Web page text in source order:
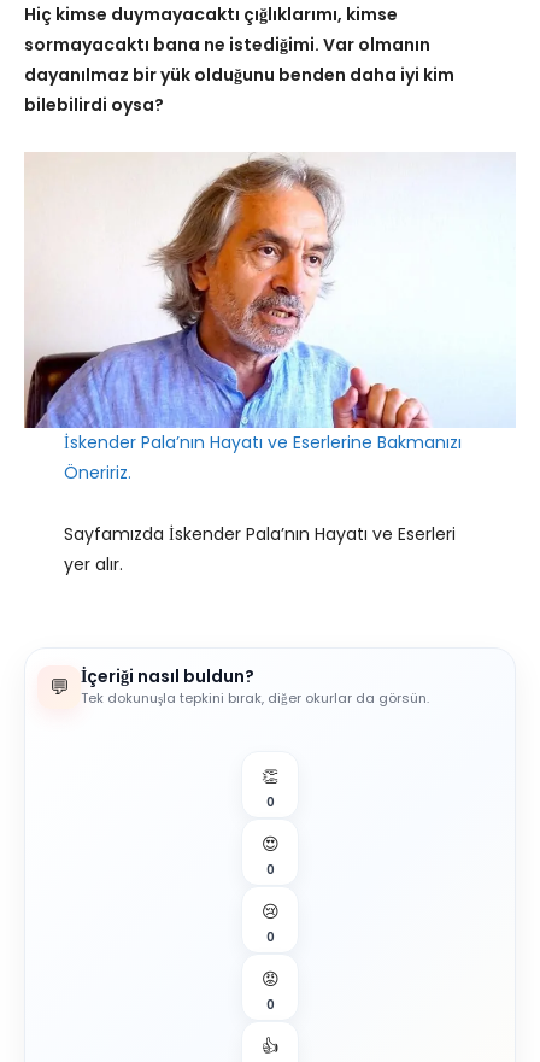
Hiç kimse duymayacaktı çığlıklarımı, kimse
sormayacaktı bana ne istediğimi. Var olmanın
dayanılmaz bir yük olduğunu benden daha iyi kim
bilebilirdi oysa?
İskender Pala’nın Hayatı ve Eserlerine Bakmanızı
Öneririz.
Sayfamızda İskender Pala’nın Hayatı ve Eserleri
yer alır.
💬 İçeriği nasıl buldun?
Tek dokunuşla tepkini bırak, diğer okurlar da görsün.
👏
0
😍
0
😢
0
😡
0
👍